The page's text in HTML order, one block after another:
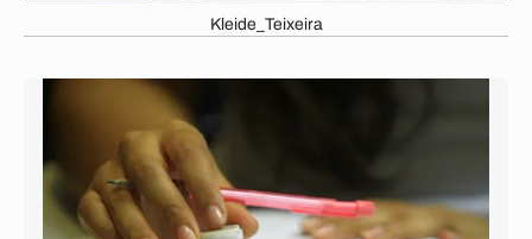
Kleide_Teixeira